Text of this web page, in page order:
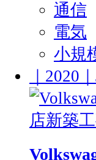
通信
電気
小規
｜2020